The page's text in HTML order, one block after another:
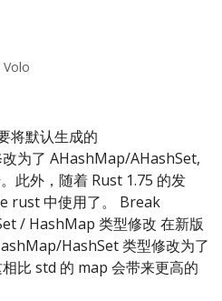
Volo
将默认生成的
为了 AHashMap/AHashSet,
此外，随着 Rust 1.75 的发
rust 中使用了。 Break
/ HashMap 类型修改 在新版
HashSet 类型修改为了
比 std 的 map 会带来更高的